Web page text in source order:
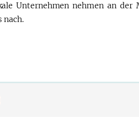
Unternehmen nehmen an
nach.